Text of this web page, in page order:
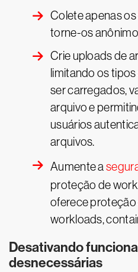
Colete apenas
torne-os
Crie uploads de
limitando os
ser carregados,
arquivo e
usuários
arquivos.
Aumente a
proteção de
oferece
workloads,
Desativando
desnecessárias